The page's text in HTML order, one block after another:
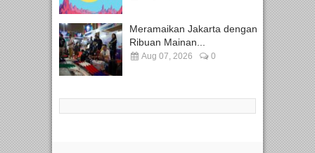
Meramaikan Jakarta dengan
Ribuan Mainan...
Aug 07, 2026 0